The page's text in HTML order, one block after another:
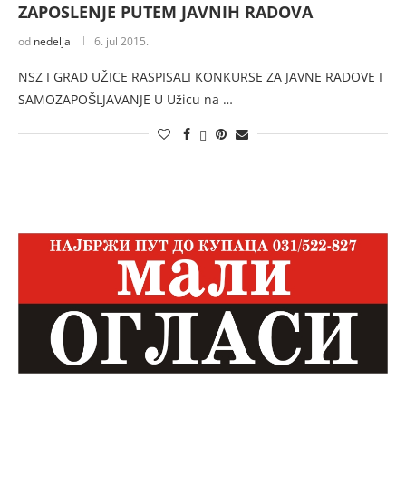
ZAPOSLENJE PUTEM JAVNIH RADOVA
od nedelja 6. jul 2015.
NSZ I GRAD UŽICE RASPISALI KONKURSE ZA JAVNE RADOVE I
SAMOZAPOŠLJAVANJE U Užicu na …